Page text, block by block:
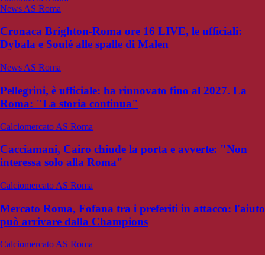
News AS Roma
Cronaca Brighton-Roma ore 16 LIVE, le ufficiali:
Dybala e Soulé alle spalle di Malen
News AS Roma
Pellegrini, è ufficiale: ha rinnovato fino al 2027. La
Roma: "La storia continua"
Calciomercato AS Roma
Cacciamani, Cairo chiude la porta e avverte: "Non
interessa solo alla Roma"
Calciomercato AS Roma
Mercato Roma, Fofana tra i preferiti in attacco: l'aiuto
può arrivare dalla Champions
Calciomercato AS Roma